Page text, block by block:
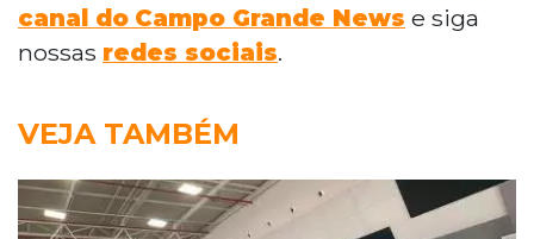
canal do Campo Grande News e siga
nossas redes sociais.
VEJA TAMBÉM